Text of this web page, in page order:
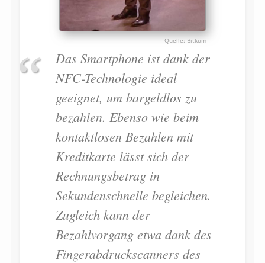
Bitkom
Das Smartphone ist dank der
NFC-Technologie ideal
geeignet, um bargeldlos zu
bezahlen. Ebenso wie beim
kontaktlosen Bezahlen mit
Kreditkarte lässt sich der
Rechnungsbetrag in
Sekundenschnelle begleichen.
Zugleich kann der
Bezahlvorgang etwa dank des
Fingerabdruckscanners des